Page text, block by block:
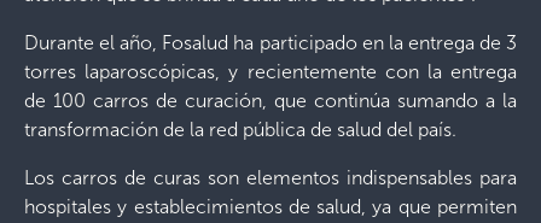
Durante el año, Fosalud ha participado en la entrega de 3
torres laparoscópicas, y recientemente con la entrega
de 100 carros de curación, que continúa sumando a la
transformación de la red pública de salud del país.
Los carros de curas son elementos indispensables para
hospitales y establecimientos de salud, ya que permiten